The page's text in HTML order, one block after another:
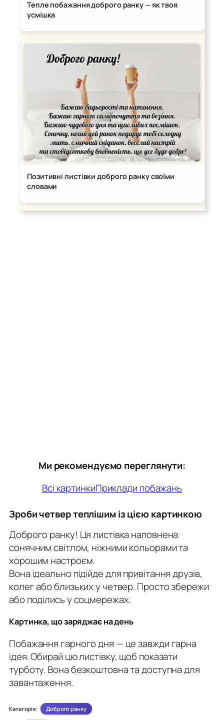
Тепле побажання доброго ранку — як твоя
усмішка
Позитивні листівки доброго ранку своїми
словами
Ми рекомендуємо переглянути:
Всі картинкиПриклади побажань
Зроби четвер теплішим із цією картинкою
Доброго ранку! Ця листівка наповнена
сонячним світлом, ніжними кольорами та
хорошим настроєм.
Вона ідеально підійде для привітання друзів,
колег або близьких у четвер. Просто збережи
або поділись у соцмережах.
Картинка, що заряджає на день
Побажання гарного дня — це завжди гарна
ідея. Обирай цю листівку, щоб показати
турботу. Вона безкоштовна та доступна для
завантаження.
Категорія: Доброго ранку